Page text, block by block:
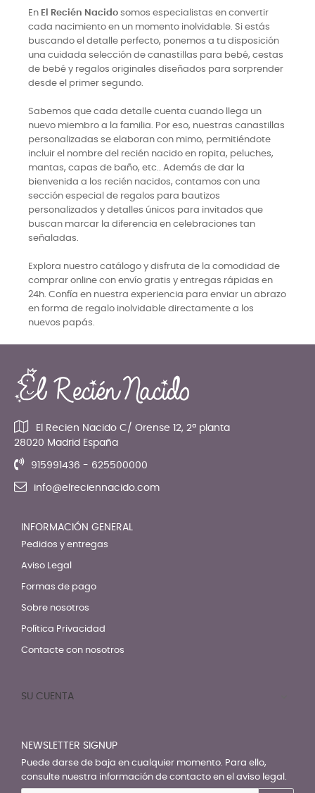
En El Recién Nacido somos especialistas en convertir
cada nacimiento en un momento inolvidable. Si estás
buscando el detalle perfecto, ponemos a tu disposición
una cuidada selección de canastillas para bebé, cestas
de bebé y regalos originales diseñados para sorprender
desde el primer segundo.
Sabemos que cada detalle cuenta cuando llega un
nuevo miembro a la familia. Por eso, nuestras canastillas
personalizadas se elaboran con mimo, permitiéndote
incluir el nombre del recién nacido en ropita, peluches,
mantas, capas de baño, etc.. Además de dar la
bienvenida a los recién nacidos, contamos con una
sección especial de regalos para bautizos
personalizados y detalles únicos para invitados que
buscan marcar la diferencia en celebraciones tan
señaladas.
Explora nuestro catálogo y disfruta de la comodidad de
comprar online con envío gratis y entregas rápidas en
24h. Confía en nuestra experiencia para enviar un abrazo
en forma de regalo inolvidable directamente a los
nuevos papás.
El Recien Nacido C/ Orense 12, 2ª planta
28020 Madrid España
915991436 - 625500000
info@elreciennacido.com
INFORMACIÓN GENERAL
Pedidos y entregas
Aviso Legal
Formas de pago
Sobre nosotros
Política Privacidad
Contacte con nosotros
SU CUENTA
NEWSLETTER SIGNUP
Puede darse de baja en cualquier momento. Para ello,
consulte nuestra información de contacto en el aviso legal.